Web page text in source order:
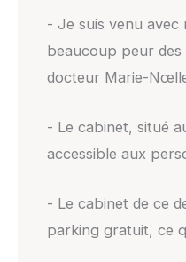
- Je suis venu avec
beaucoup peur des
docteur Marie-
- Le cabinet, situé
accessible aux
- Le cabinet de ce
parking gratuit, ce